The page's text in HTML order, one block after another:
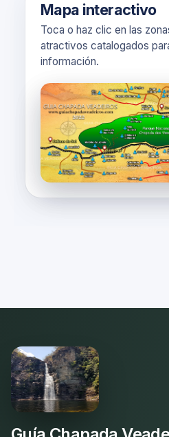
Mapa interactivo
Toca o haz clic en las
atractivos catalogados
información.